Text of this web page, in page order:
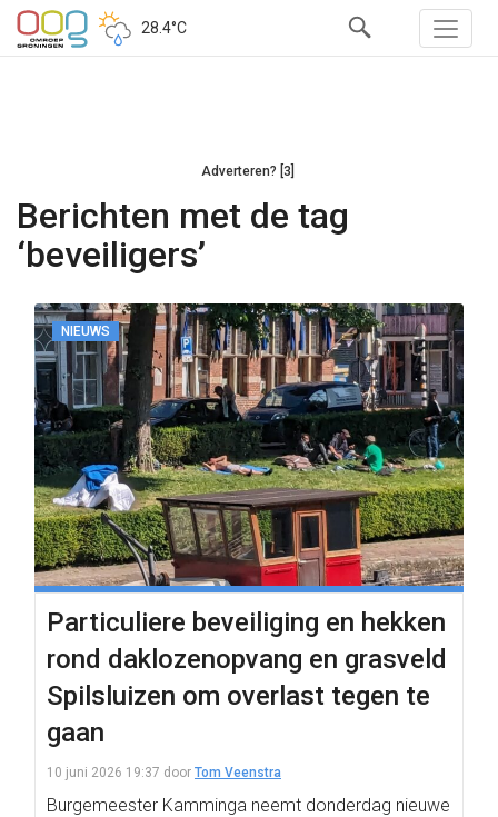
28.4°C
Adverteren? [3]
Berichten met de tag
‘beveiligers’
NIEUWS
Particuliere beveiliging en hekken
rond daklozenopvang en grasveld
Spilsluizen om overlast tegen te
gaan
10 juni 2026 19:37 door Tom Veenstra
Burgemeester Kamminga neemt donderdag nieuwe